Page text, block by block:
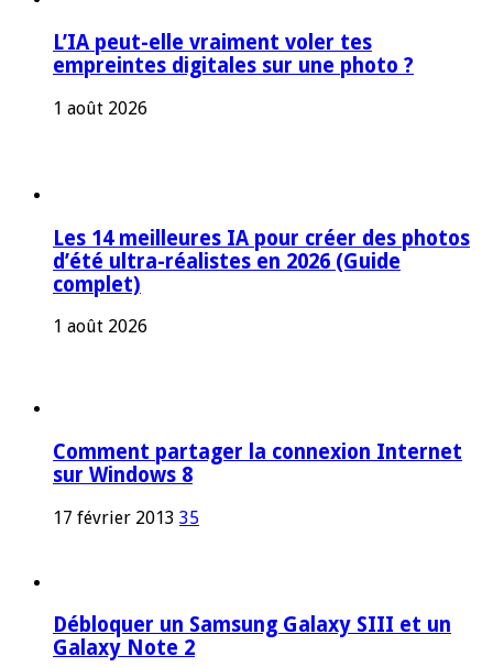
L’IA peut-elle vraiment voler tes
empreintes digitales sur une photo ?
1 août 2026
Les 14 meilleures IA pour créer des photos
d’été ultra-réalistes en 2026 (Guide
complet)
1 août 2026
Comment partager la connexion Internet
sur Windows 8
17 février 2013 35
Débloquer un Samsung Galaxy SIII et un
Galaxy Note 2